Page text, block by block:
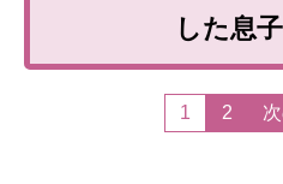
した息
1 2